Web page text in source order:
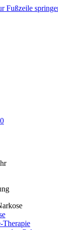
Fußzeile
Therapie